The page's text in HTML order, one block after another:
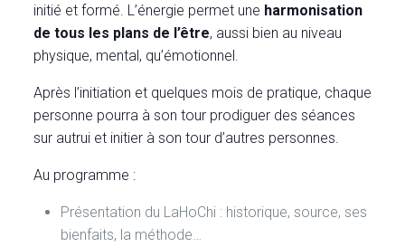
initié et formé. L’énergie permet une harmonisation
de tous les plans de l’être, aussi bien au niveau
physique, mental, qu’émotionnel.
Après l’initiation et quelques mois de pratique, chaque
personne pourra à son tour prodiguer des séances
sur autrui et initier à son tour d’autres personnes.
Au programme :
Présentation du LaHoChi : historique, source, ses
bienfaits, la méthode…